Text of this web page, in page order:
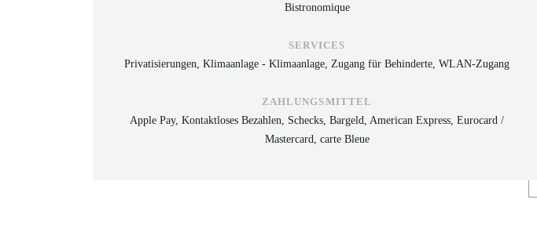
Bistronomique
SERVICES
Privatisierungen, Klimaanlage - Klimaanlage, Zugang für Behinderte, WLAN-Zugang
ZAHLUNGSMITTEL
Apple Pay, Kontaktloses Bezahlen, Schecks, Bargeld, American Express, Eurocard /
Mastercard, carte Bleue